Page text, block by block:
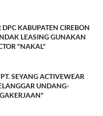
KABUPATEN CIREBON
LEASING GUNAKAN
"NAKAL"
SEYANG ACTIVEWEAR
UNDANG-